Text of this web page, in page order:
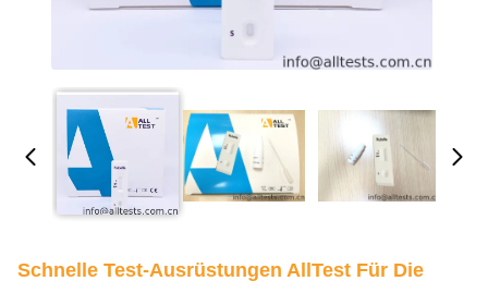
Schnelle Test-Ausrüstungen AllTest Für Die